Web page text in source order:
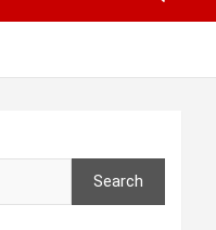
Search